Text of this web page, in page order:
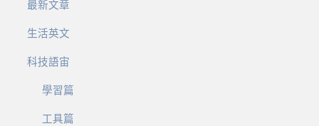
最新文章
生活英文
科技語宙
學習篇
工具篇